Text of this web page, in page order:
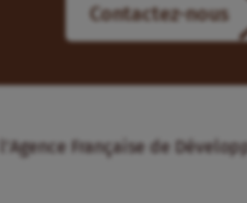
Contactez-nous
Française de